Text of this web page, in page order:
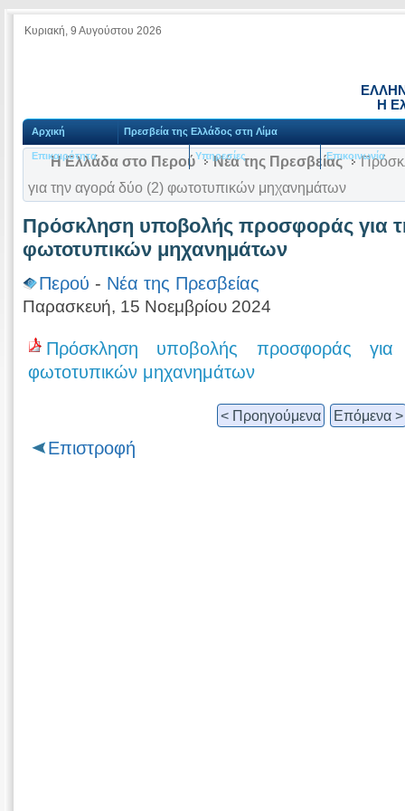
Κυριακή, 9 Αυγούστου 2026
Η
Αρχική Πρεσβεία της Ελλάδος στη Λίμα
Επικαιρότητα Υπηρεσίες Επικοινωνία
Η Ελλάδα στο Περού Νέα της Πρεσβείας
για την αγορά δύο (2) φωτοτυπικών μηχανημάτων
Πρόσκληση υποβολής προσφοράς για
φωτοτυπικών μηχανημάτων
Περού - Νέα της Πρεσβείας
Παρασκευή, 15 Νοεμβρίου 2024
Πρόσκληση υποβολής προσφοράς
φωτοτυπικών μηχανημάτων
< Προηγούμενα Επόμενα >
Επιστροφή